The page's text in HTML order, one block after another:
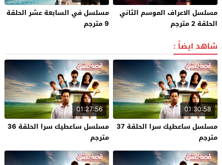
مسلسل الاعراف الموسم الثاني
الحلقة 2 مترجم
مسلسل في السابعة عشر الحلقة
9 مترجم
شاهد ايضاً :
01:30:58
مسلسل ساعطيك سرا الحلقة 37
مترجم
01:27:56
مسلسل ساعطيك سرا الحلقة 36
مترجم